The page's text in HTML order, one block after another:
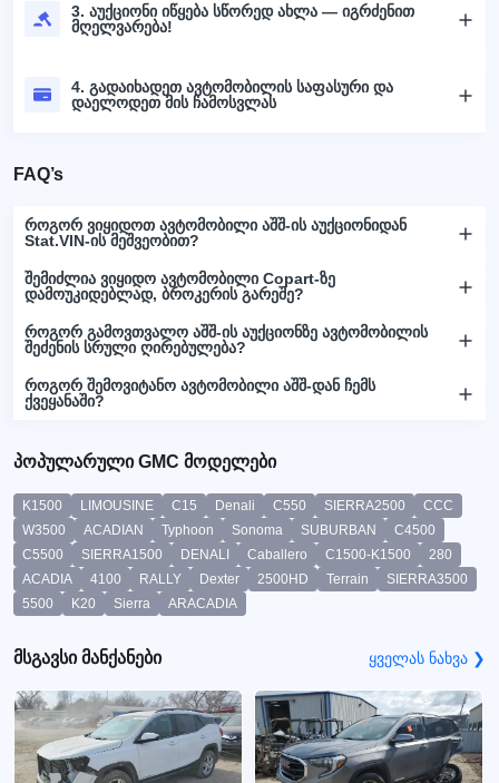
3. აუქციონი იწყება სწორედ ახლა — იგრძენით
მღელვარება!
4. გადაიხადეთ ავტომობილის საფასური და
დაელოდეთ მის ჩამოსვლას
FAQ’s
როგორ ვიყიდოთ ავტომობილი აშშ-ის აუქციონიდან
Stat.VIN-ის მეშვეობით?
შემიძლია ვიყიდო ავტომობილი Copart-ზე
დამოუკიდებლად, ბროკერის გარეშე?
როგორ გამოვთვალო აშშ-ის აუქციონზე ავტომობილის
შეძენის სრული ღირებულება?
როგორ შემოვიტანო ავტომობილი აშშ-დან ჩემს
ქვეყანაში?
პოპულარული GMC მოდელები
K1500 LIMOUSINE C15 Denali C550 SIERRA2500
CCC
W3500
ACADIAN Typhoon Sonoma SUBURBAN
C4500
C5500
SIERRA1500 DENALI Caballero C1500-K1500
280
ACADIA
4100 RALLY Dexter 2500HD Terrain
SIERRA3500
5500
K20 Sierra ARACADIA
მსგავსი მანქანები ყველას ნახვა ❯